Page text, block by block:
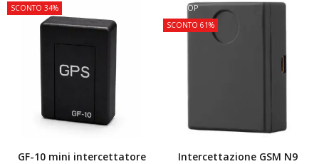
SCONTO 34%
GF-10 mini intercettatore
TOP
SCONTO 61%
Intercettazione GSM N9